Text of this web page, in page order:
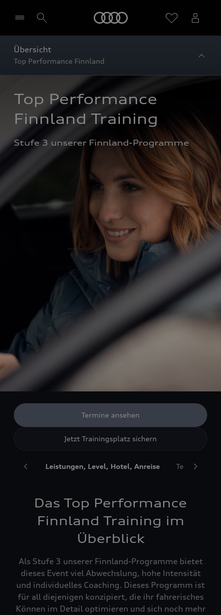
Händler wählen
Übersicht
Top Performance Finnland
Top Performance
Finnland Training
Stufe 3 unserer Finnland-Programme
Termine ansehen
Jetzt Trainingsplatz sichern
Sie Leistungen, Level, Hotel, Anreise Termine &
Das Top Performance
Finnland Training im
Überblick
Als Stufe 3 unserer Finnland-Programme bietet
dieses Event viel Abwechslung, hohe Intensität
und individuelles Coaching. Dieses Programm ist
für all diejenigen konzipiert, die ihr fahrerisches
Können im Detail optimieren und sich noch mehr